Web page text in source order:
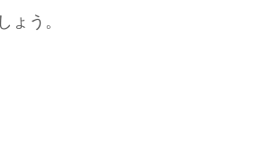
ょう。